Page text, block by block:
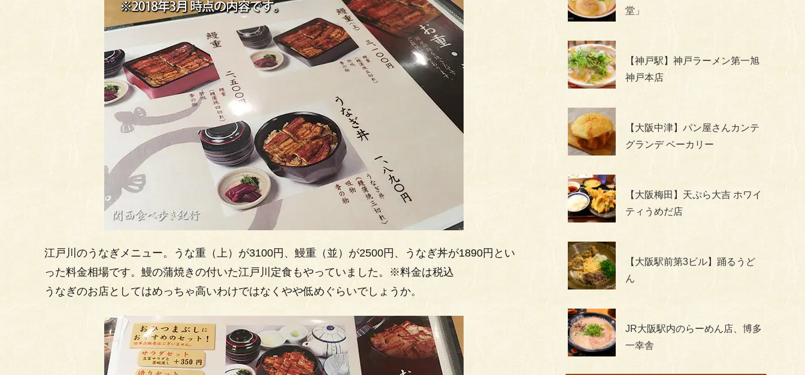
江戸川のうなぎメニュー。うな重（上）が3100円、鰻重（並）が2500円、うなぎ丼が1890円とい
った料金相場です。鰻の蒲焼きの付いた江戸川定食もやっていました。※料金は税込
うなぎのお店としてはめっちゃ高いわけではなくやや低めぐらいでしょうか。
堂」
【神戸駅】神戸ラーメン第一旭
神戸本店
【大阪中津】パン屋さんカンテ
グランデ ベーカリー
【大阪梅田】天ぷら大吉 ホワイ
ティうめだ店
【大阪駅前第3ビル】踊るうど
ん
JR大阪駅内のらーめん店、博多
一幸舎